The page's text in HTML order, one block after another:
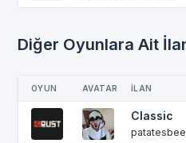
Diğer Oyunlara Ait
OYUN AVATAR İLAN
Classic